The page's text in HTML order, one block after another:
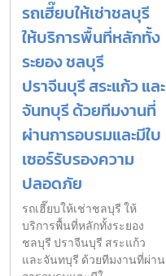
รถเฮี๊ยบให้เช่าชลบุรี
ให้บริการพื้นที่หลักทั้ง
ระยอง ชลบุรี
ปราจีนบุรี สระแก้ว และ
จันทบุรี ด้วยทีมงานที่
ผ่านการอบรมและมีใบ
เซอร์รับรองความ
ปลอดภัย
รถเฮี๊ยบให้เช่าชลบุรี ให้
บริการพื้นที่หลักทั้งระยอง
ชลบุรี ปราจีนบุรี สระแก้ว
และจันทบุรี ด้วยทีมงานที่ผ่าน